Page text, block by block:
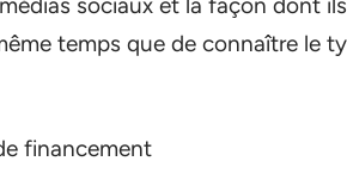
sociaux et la façon dont
temps que de connaître le
financement